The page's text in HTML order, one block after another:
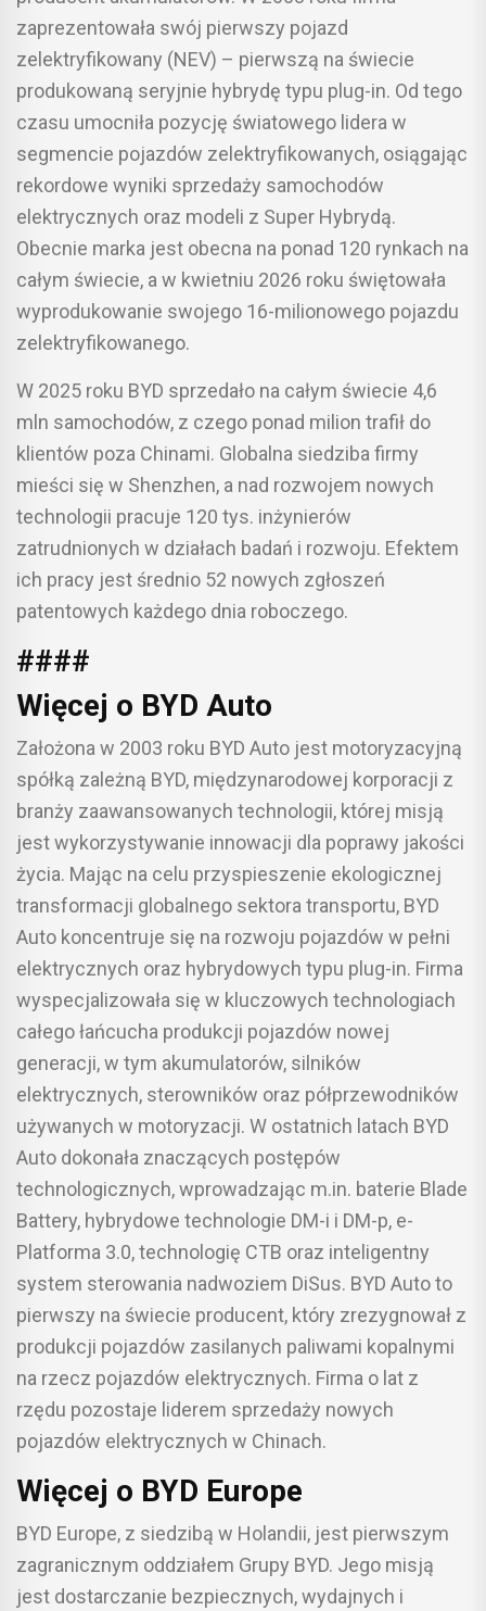
zaprezentowała swój pierwszy pojazd
zelektryfikowany (NEV) – pierwszą na świecie
produkowaną seryjnie hybrydę typu plug-in. Od tego
czasu umocniła pozycję światowego lidera w
segmencie pojazdów zelektryfikowanych, osiągając
rekordowe wyniki sprzedaży samochodów
elektrycznych oraz modeli z Super Hybrydą.
Obecnie marka jest obecna na ponad 120 rynkach na
całym świecie, a w kwietniu 2026 roku świętowała
wyprodukowanie swojego 16-milionowego pojazdu
zelektryfikowanego.
W 2025 roku BYD sprzedało na całym świecie 4,6
mln samochodów, z czego ponad milion trafił do
klientów poza Chinami. Globalna siedziba firmy
mieści się w Shenzhen, a nad rozwojem nowych
technologii pracuje 120 tys. inżynierów
zatrudnionych w działach badań i rozwoju. Efektem
ich pracy jest średnio 52 nowych zgłoszeń
patentowych każdego dnia roboczego.
####
Więcej o BYD Auto
Założona w 2003 roku BYD Auto jest motoryzacyjną
spółką zależną BYD, międzynarodowej korporacji z
branży zaawansowanych technologii, której misją
jest wykorzystywanie innowacji dla poprawy jakości
życia. Mając na celu przyspieszenie ekologicznej
transformacji globalnego sektora transportu, BYD
Auto koncentruje się na rozwoju pojazdów w pełni
elektrycznych oraz hybrydowych typu plug-in. Firma
wyspecjalizowała się w kluczowych technologiach
całego łańcucha produkcji pojazdów nowej
generacji, w tym akumulatorów, silników
elektrycznych, sterowników oraz półprzewodników
używanych w motoryzacji. W ostatnich latach BYD
Auto dokonała znaczących postępów
technologicznych, wprowadzając m.in. baterie Blade
Battery, hybrydowe technologie DM-i i DM-p, e-
Platforma 3.0, technologię CTB oraz inteligentny
system sterowania nadwoziem DiSus. BYD Auto to
pierwszy na świecie producent, który zrezygnował z
produkcji pojazdów zasilanych paliwami kopalnymi
na rzecz pojazdów elektrycznych. Firma o lat z
rzędu pozostaje liderem sprzedaży nowych
pojazdów elektrycznych w Chinach.
Więcej o BYD Europe
BYD Europe, z siedzibą w Holandii, jest pierwszym
zagranicznym oddziałem Grupy BYD. Jego misją
jest dostarczanie bezpiecznych, wydajnych i